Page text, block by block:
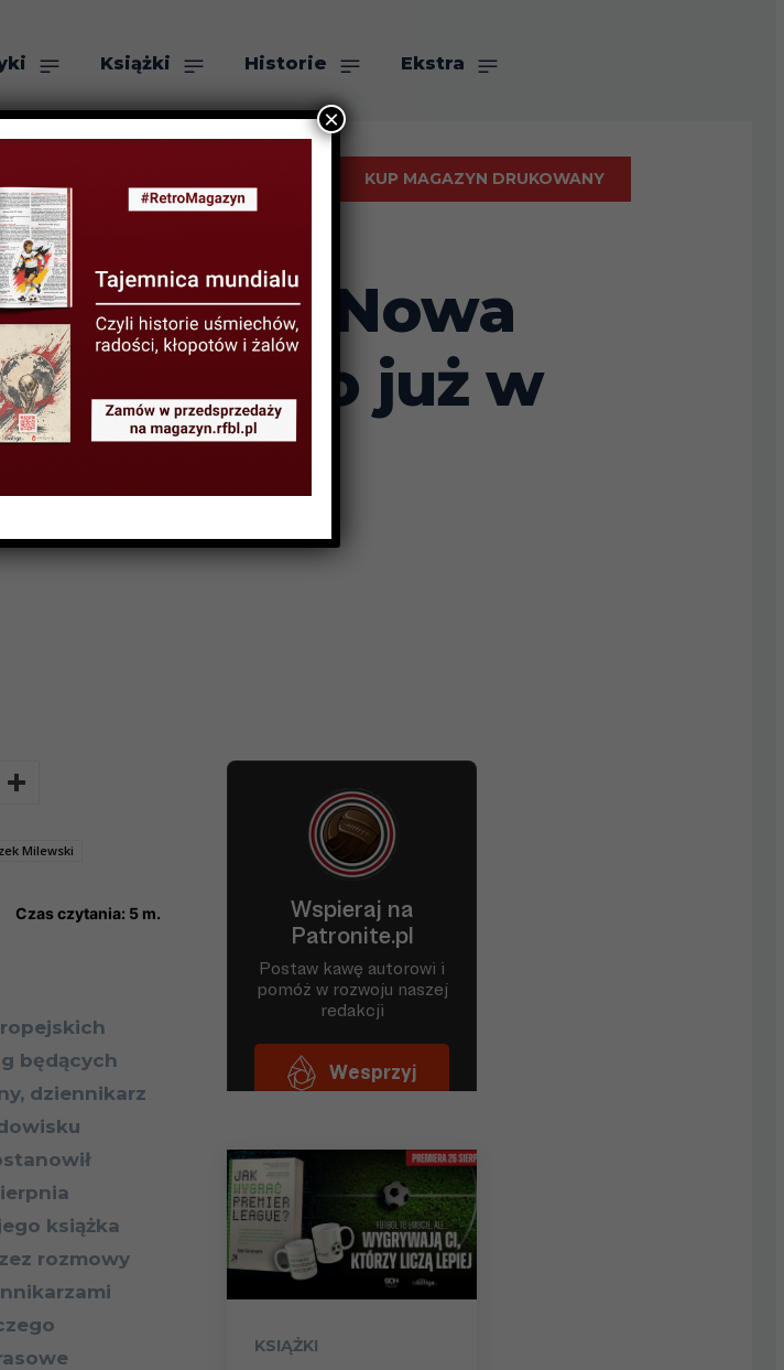
Książki Historie Ekstra
KUP MAGAZYN DRUKOWANY
Nowa
już w
Milewski
Czas czytania: 5 m.
będących
dziennikarz
książka
rozmowy
KSIĄŻKI
×